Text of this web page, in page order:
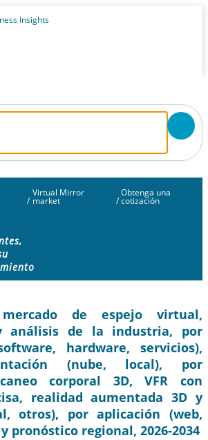
/
Virtual Mirror
market /
Obtenga una
cotización
de espejo virtual,
análisis de la industria, por
hardware, servicios),
(nube, local), por
corporal 3D, VFR con
realidad aumentada 3D y
otros), por aplicación (web,
pronóstico regional, 2026-2034